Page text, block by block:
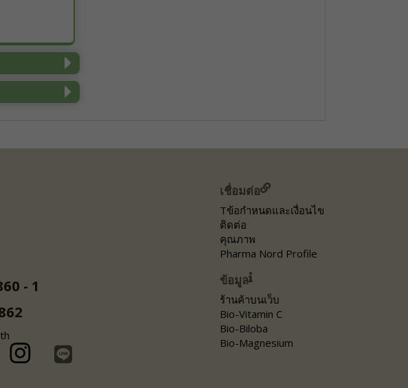
- 1
เชื่อมต่อ
Tข้อกำหนดและเงื่อนไข
ติดต่อ
คุณภาพ
Pharma Nord Profile
ข้อมูล
ร้านค้าบนเว็บ
Bio-Vitamin C
Bio-Biloba
Bio-Magnesium